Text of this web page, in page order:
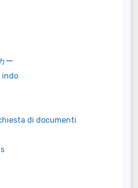
ー
indo
di documenti